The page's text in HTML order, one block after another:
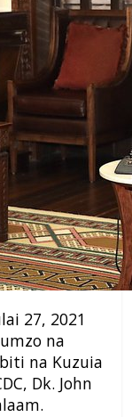
27, 2021
na
na Kuzuia
Dk. John